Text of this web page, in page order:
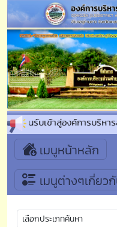
ดีต้อนรับเข้าสู่องค์การบริหาร
เมนูหน้าหลัก
เมนูต่างๆเกี่ยว